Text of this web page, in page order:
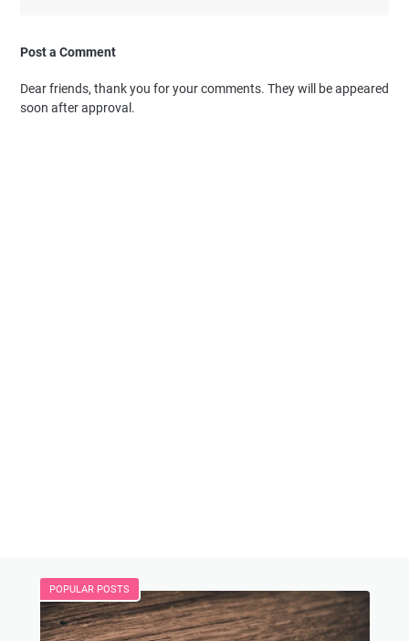
Post a Comment
Dear friends, thank you for your comments. They will be appeared
soon after approval.
POPULAR POSTS